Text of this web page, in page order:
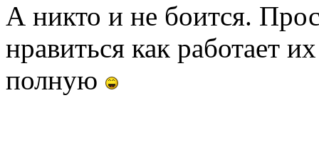
А никто и не боится.
нравиться как работает
полную